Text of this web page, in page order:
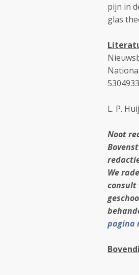
pijn in
glas
L. P.
Noot
We
consult
pagina